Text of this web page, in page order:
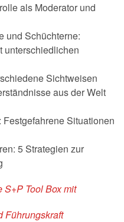
als Moderator und
und Schüchterne:
unterschiedlichen
Sichtweisen
aus der Welt
Situationen
5 Strategien zur
S+P Tool Box mit
Führungskraft